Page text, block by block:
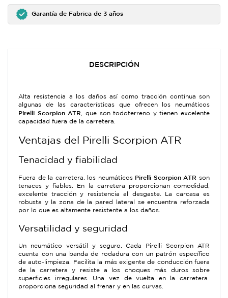
Garantía de Fabrica de 3 años
DESCRIPCIÓN
Alta resistencia a los daños así como tracción continua son
algunas de las características que ofrecen los neumáticos
Pirelli Scorpion ATR , que son todoterreno y tienen excelente
capacidad fuera de la carretera.
Ventajas del Pirelli Scorpion ATR
Tenacidad y fiabilidad
Fuera de la carretera, los neumáticos Pirelli Scorpion ATR son
tenaces y fiables. En la carretera proporcionan comodidad,
excelente tracción y resistencia al desgaste. La carcasa es
robusta y la zona de la pared lateral se encuentra reforzada
por lo que es altamente resistente a los daños.
Versatilidad y seguridad
Un neumático versátil y seguro. Cada Pirelli Scorpion ATR
cuenta con una banda de rodadura con un patrón específico
de auto-limpieza. Facilita la más exigente de conducción fuera
de la carretera y resiste a los choques más duros sobre
superficies irregulares. Una vez de vuelta en la carretera
proporciona seguridad al frenar y en las curvas.